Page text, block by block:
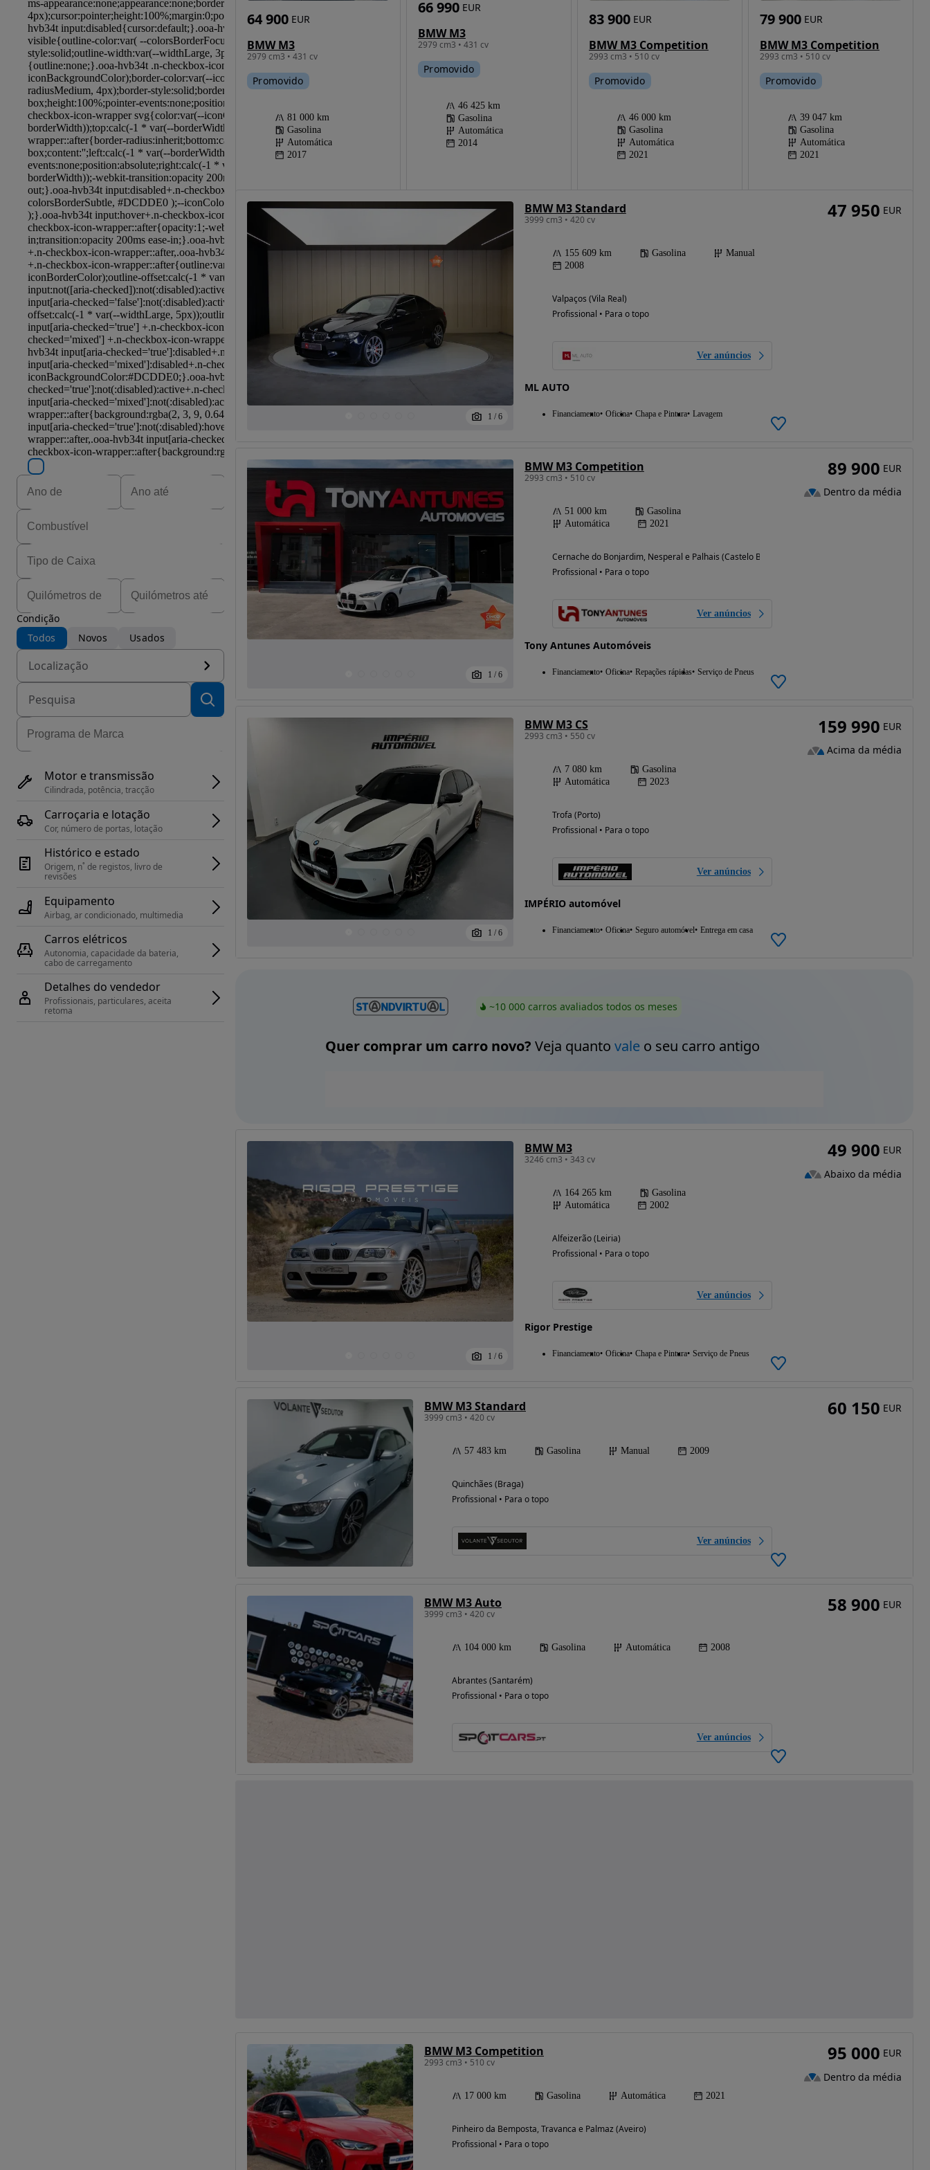
Possibilidade de
Condição
Todos
Novos Usados
Localização
Motor e transmissão
Cilindrada, potência, tracção
Carroçaria e lotação
Cor, número de portas, lotação
Histórico e estado
Origem, n˚ de registos, livro de
revisões
Equipamento
Airbag, ar condicionado, multimedia
Carros elétricos
Autonomia, capacidade da bateria,
cabo de carregamento
Detalhes do vendedor
Profissionais, particulares, aceita
retoma
BMW M3
2979 cm3 • 431 cv
64 900 EUR
Promovido
81 000 km
Gasolina
Automática
2017
BMW M3
2979 cm3 • 431 cv
66 990 EUR
Promovido
46 425 km
Gasolina
Automática
2014
BMW M3 Competition
2993 cm3 • 510 cv
83 900 EUR
Promovido
46 000 km
Gasolina
Automática
2021
BMW M3 Competition
2993 cm3 • 510 cv
79 900 EUR
Promovido
39 047 km
Gasolina
Automática
2021
1 / 6
BMW M3 Standard
3999 cm3 • 420 cv
155 609 km Gasolina
Manual
2008
Valpaços (Vila Real)
Profissional • Para o topo
Ver anúncios
ML AUTO
Financiamento Oficina Chapa e Pintura Lavagem
47 950 EUR
1 / 6
BMW M3 Competition
2993 cm3 • 510 cv
51 000 km
Gasolina
Automática
2021
Cernache do Bonjardim, Nesperal e Palhais (Castelo Branco)
Profissional • Para o topo
Ver anúncios
Tony Antunes Automóveis
Financiamento Oficina Repações rápidas Serviço de Pneus
89 900 EUR
Dentro da média
1 / 6
BMW M3 CS
2993 cm3 • 550 cv
7 080 km
Gasolina
Automática
2023
Trofa (Porto)
Profissional • Para o topo
Ver anúncios
IMPÉRIO automóvel
Financiamento Oficina Seguro automóvel Entrega em casa
159 990 EUR
Acima da média
~10 000 carros avaliados todos os meses
Quer comprar um carro novo? Veja quanto valeo seu carro antigo
1 / 6
BMW M3
3246 cm3 • 343 cv
164 265 km
Gasolina
Automática
2002
Alfeizerão (Leiria)
Profissional • Para o topo
Ver anúncios
Rigor Prestige
Financiamento Oficina Chapa e Pintura Serviço de Pneus
49 900 EUR
Abaixo da média
BMW M3 Standard
3999 cm3 • 420 cv
57 483 km Gasolina Manual 2009
Quinchães (Braga)
Profissional • Para o topo
Ver anúncios
60 150 EUR
BMW M3 Auto
3999 cm3 • 420 cv
104 000 km Gasolina Automática 2008
Abrantes (Santarém)
Profissional • Para o topo
Ver anúncios
58 900 EUR
BMW M3 Competition
2993 cm3 • 510 cv
17 000 km Gasolina Automática 2021
Pinheiro da Bemposta, Travanca e Palmaz (Aveiro)
Profissional • Para o topo
95 000 EUR
Dentro da média